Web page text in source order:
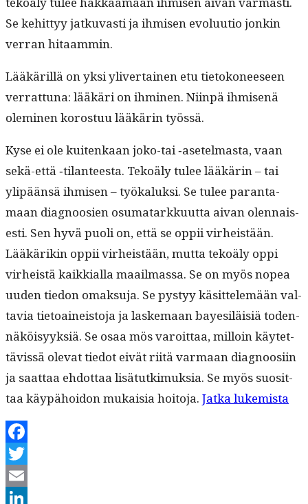
Se kehit­tyy jatku­vasti ja ihmisen evoluu­tio jonkin
ver­ran hitaammin.
Lääkäril­lä on yksi yliv­er­tainen etu tietokoneeseen
ver­rat­tuna: lääkäri on ihmi­nen. Niin­pä ihmisenä
olem­i­nen koros­tuu lääkärin työssä.
Kyse ei ole kuitenkaan joko-tai ‑asetel­mas­ta, vaan
sekä-että ‑tilanteesta. Tekoä­ly tulee lääkärin – tai
ylipään­sä ihmisen – työkaluk­si. Se tulee paran­ta­
maan diag­noosien osumatarkku­ut­ta aivan olen­nais­
es­ti. Sen hyvä puoli on, että se oppii virheistään.
Lääkärikin oppii virheistään, mut­ta tekoä­ly oppi
virheistä kaikkial­la maail­mas­sa. Se on myös nopea
uuden tiedon omak­su­ja. Se pystyy käsit­telemään val­
tavia tietoaineis­to­ja ja laske­maan bayesiläisiä toden­
näköisyyk­siä. Se osaa mös varoit­taa, mil­loin käytet­
tävis­sä ole­vat tiedot eivät riitä var­maan diag­noosi­in
ja saat­taa ehdot­taa lisä­tutkimuk­sia. Se myös suosit­
taa käypähoidon mukaisia hoito­ja. Jat­ka lukemista
Facebook
Twitter
Email